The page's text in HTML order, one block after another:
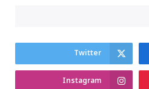
Twitter
Instagram